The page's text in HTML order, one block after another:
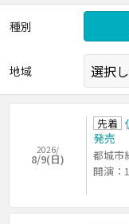
種別
地域
2026/
8/9(日)
先着
発売
都城市
開演：